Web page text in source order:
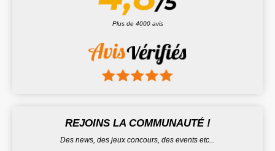
Plus de 4000 avis
REJOINS LA COMMUNAUTÉ !
Des news, des jeux concours, des events etc...